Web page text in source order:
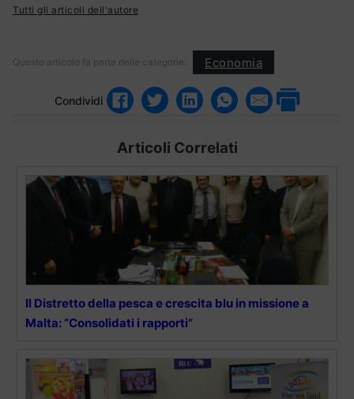
Tutti gli articoli dell'autore
Questo articolo fa parte delle categorie: Economia
Condividi
Articoli Correlati
Il Distretto della pesca e crescita blu in missione a
Malta: “Consolidati i rapporti”